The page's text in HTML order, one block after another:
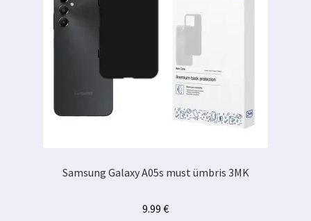
Samsung Galaxy A05s must ümbris 3MK
9.99 €